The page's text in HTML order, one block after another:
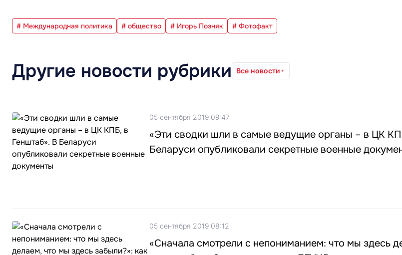
# Международная политика # общество # Игорь Позняк # Фотофакт
Другие новости рубрики Все новости
05 сентября 2019 09:47
«Эти сводки шли в самые ведущие органы – в ЦК
Беларуси опубликовали секретные военные
05 сентября 2019 08:12
«Сначала смотрели с непониманием: что мы здесь